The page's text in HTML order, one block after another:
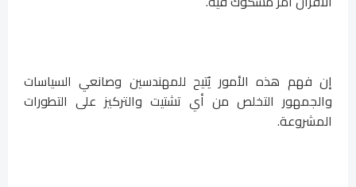
إن فهم هذه الأمور يُتيح للمهندسين وصانعي السياسات
والجمهور التخلص من أي تشتيت والتركيز على التطورات
المشروعة.